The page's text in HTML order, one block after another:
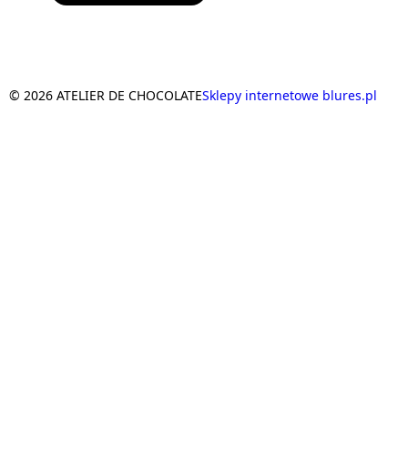
© 2026 ATELIER DE CHOCOLATESklepy internetowe blures.pl